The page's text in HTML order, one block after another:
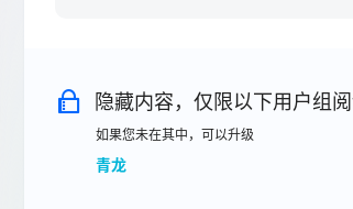
隐藏内容，仅限以下用户组
如果您未在其中，可以升级
青龙